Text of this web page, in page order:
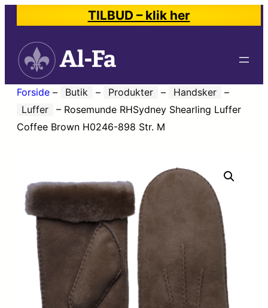
TILBUD – klik her
Forside – Butik – Produkter – Handsker
–
Luffer
– Rosemunde RHSydney Shearling Luffer
Coffee Brown H0246-898 Str. M